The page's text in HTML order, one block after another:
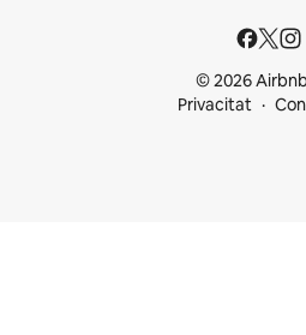
© 2026
Privacitat